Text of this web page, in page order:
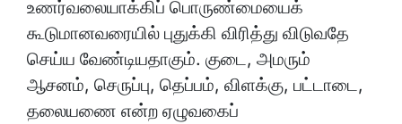
உணர்வலையாக்கிப் பொருண்மையைக்
கூடுமானவரையில் புதுக்கி விரித்து விடுவதே
செய்ய வேண்டியதாகும். குடை, அமரும்
ஆசனம், செருப்பு, தெப்பம், விளக்கு, பட்டாடை,
தலையணை என்ற ஏழுவகைப்